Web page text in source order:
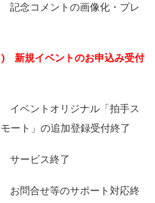
記念コメントの画像化・プレ
) 新規イベントのお申込み受付
イベントオリジナル「拍手ス
ート」の追加登録受付終了
サービス終了
お問合せ等のサポート対応終